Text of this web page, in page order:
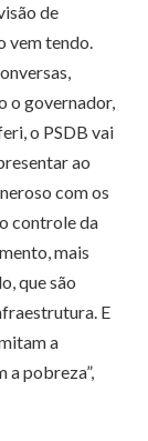
de
vem tendo.
o governador,
o PSDB vai
ao
com os
controle da
mais
que são
E
a
a pobreza”,